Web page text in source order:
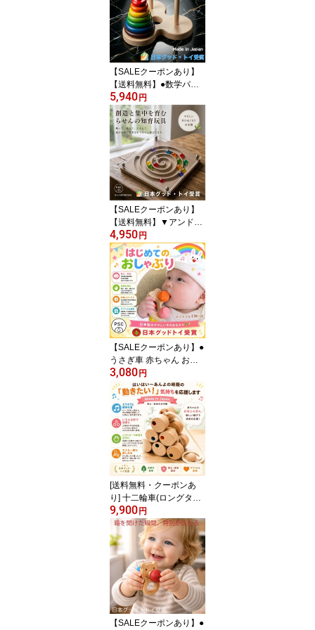
【SALEクーポンあり】
【送料無料】●数学パズ
ル ハノイの塔 (虹のバー
ジョン）木のおもちゃ パ
ズル 日本製 知育玩具 積
み木 1歳 プレゼント ラン
キング 2歳 3歳 4歳 5歳 6
歳 7歳 誕生日ギフト 出産
祝い 男の子 女の子 木製
玩具 玩具療法 木製 デザ
イン雑貨
5,940 円
【SALEクーポンあり】
【送料無料】▼アンドロ
メダ銀河 知育玩具 おす
すめ 型はめ 木のおもち
ゃ パズル 男の子 女の子
赤ちゃん おもちゃ 1歳半
2歳 2歳半 3歳 4歳 5歳 6
歳 7歳 誕生日ギフト 誕生
祝い 出産祝いに♪ デザイ
ン雑貨 日本製 1歳 ビー玉
ファーストトイ psc
4,950 円
【SALEクーポンあり】●
うさぎ車 赤ちゃん おも
ちゃ 木のおもちゃ 車 は
がため 歯がため 知育玩
具 出産祝い 日本製 カタ
カタ 男の子＆女の子 お
しゃれ 3ヶ月 4ヶ月 5ヶ
月 6ヶ月 7ヶ月 8ヶ月 9ヶ
月 10ヶ月 0歳 1歳 1歳半
2歳 木製 玩具 がらがら
ラトル デザイン psc
3,080 円
[送料無料・クーポンあ
り] 十二輪車(ロングタイ
プ) 木のおもちゃ プルト
ーイ 木製玩具 引き車 知
育玩具 プレゼント ラン
キング スロープ 積み木
9,900 円
【SALEクーポンあり】●